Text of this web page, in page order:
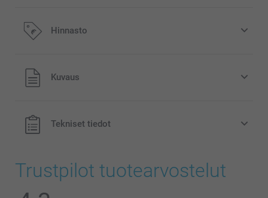
Hinnasto
Kaikki hinnat ovat euroina, sisältävät arvonlisäveron ja
eivät sisällä postikuluja.
Kuvaus
Tekniset tiedot
Trustpilot tuotearvostelut